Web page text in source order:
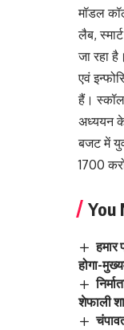
मॉडल
लैब,
जा रहा
एवं
हैं।
अध्ययन के
बजट में
1700
You
हमार
होगा-
शेफाली